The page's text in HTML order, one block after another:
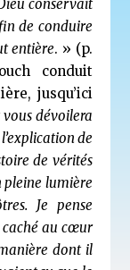
conservait
de conduire
entière. » (p.
conduit
jusqu’ici
vous dévoilera
de
de vérités
pleine lumière
Je pense
au cœur
dont il